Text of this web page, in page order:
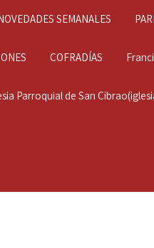
SEMANALES
COFRADÍAS
Parroquial de San